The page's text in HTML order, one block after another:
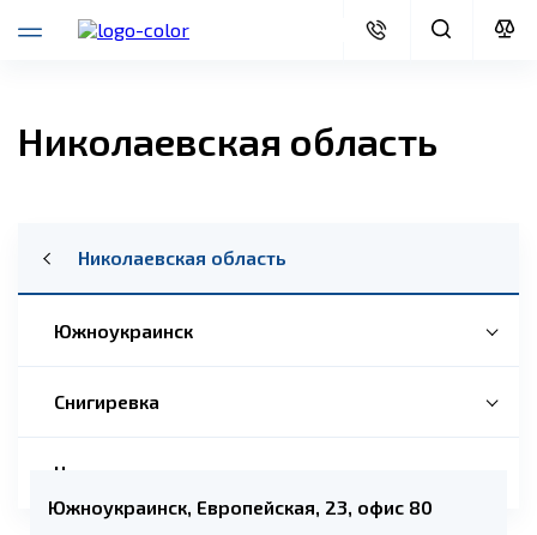
Николаевская область
Николаевская область
Южноукраинск
Снигиревка
Николаев
Южноукраинск, Европейская, 23, офис 80